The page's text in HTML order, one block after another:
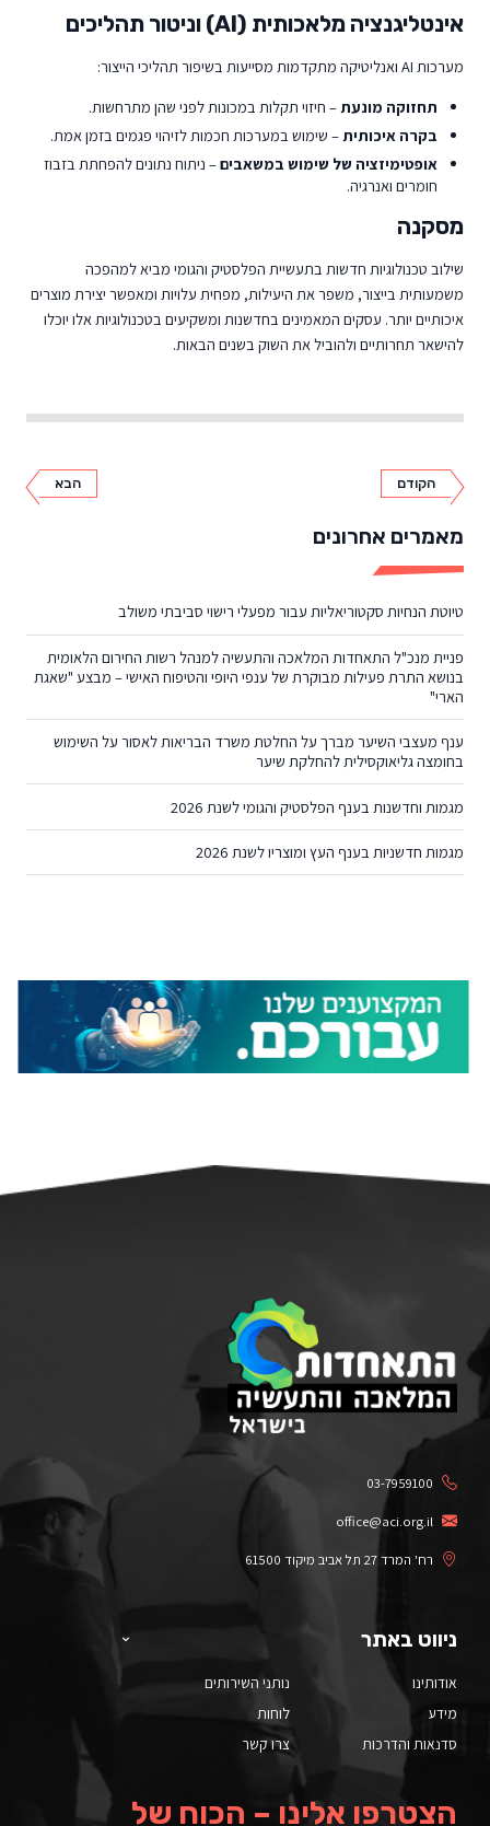
מאמרים אחרונים
טיוטת הנחיות סקטוריאליות עבור מפעלי רישוי סביבתי משולב
פניית מנכ"ל התאחדות המלאכה והתעשיה למנהל רשות החירום הלאומית
בנושא התרת פעילות מבוקרת של ענפי היופי והטיפוח האישי – מבצע "שאגת
הארי"
ענף מעצבי השיער מברך על החלטת משרד הבריאות לאסור על השימוש
בחומצה גליאוקסילית להחלקת שיער
מגמות וחדשנות בענף הפלסטיק והגומי לשנת 2026
מגמות חדשניות בענף העץ ומוצריו לשנת 2026
אינטליגנציה מלאכותית (AI) וניטור תהליכים
מערכות AI ואנליטיקה מתקדמות מסייעות בשיפור תהליכי הייצור:
תחזוקה מונעת– חיזוי תקלות במכונות לפני שהן מתרחשות.
בקרה איכותית– שימוש במערכות חכמות לזיהוי פגמים בזמן אמת.
אופטימיזציה של שימוש במשאבים– ניתוח נתונים להפחתת בזבוז
חומרים ואנרגיה.
מסקנה
שילוב טכנולוגיות חדשות בתעשיית הפלסטיק והגומי מביא למהפכה
משמעותית בייצור, משפר את היעילות, מפחית עלויות ומאפשר יצירת מוצרים
איכותיים יותר. עסקים המאמינים בחדשנות ומשקיעים בטכנולוגיות אלו יוכלו
להישאר תחרותיים ולהוביל את השוק בשנים הבאות.
הקודם הבא
03-7959100
office@aci.org.il
רח' המרד 27 תל אביב מיקוד 61500
ניווט באתר
אודותינו
נותני השירותים
מידע
לוחות
סדנאות והדרכות
צרו קשר
הצטרפו אלינו – הכוח של